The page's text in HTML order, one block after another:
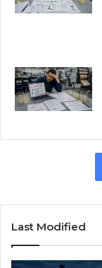
Last Modified